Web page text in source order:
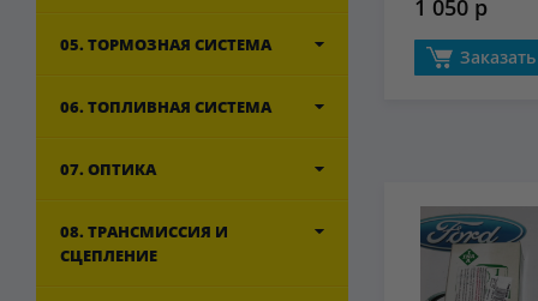
05. ТОРМОЗНАЯ СИСТЕМА
06. ТОПЛИВНАЯ СИСТЕМА
07. ОПТИКА
08. ТРАНСМИССИЯ И
СЦЕПЛЕНИЕ
1 050 р
Заказать